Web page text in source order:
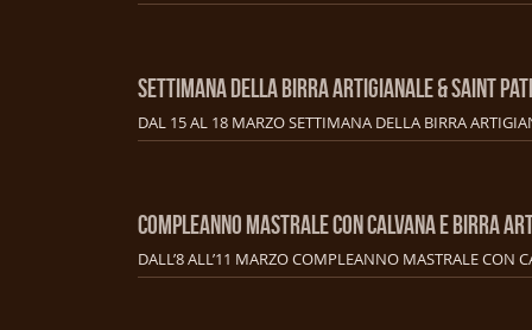
SETTIMANA DELLA BIRRA ARTIGIANALE & SAINT
COMPLEANNO MASTRALE CON CALVANA E BIRRA